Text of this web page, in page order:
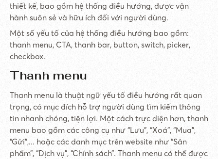
thiết kế, bao gồm hệ thống điều hướng, được vận
hành suôn sẻ và hữu ích đối với người dùng.
Một số yếu tố của hệ thống điều hướng bao gồm:
thanh menu, CTA, thanh bar, button, switch, picker,
checkbox.
Thanh menu
Thanh menu là thuật ngữ yếu tố điều hướng rất quan
trọng, có mục đích hỗ trợ người dùng tìm kiếm thông
tin nhanh chóng, tiện lợi. Một cách trực diện hơn, thanh
menu bao gồm các công cụ như “Lưu”, “Xoá”, “Mua”,
“Gửi”,... hoặc các danh mục trên website như “Sản
phẩm”, “Dịch vụ”, “Chính sách”. Thanh menu có thể được